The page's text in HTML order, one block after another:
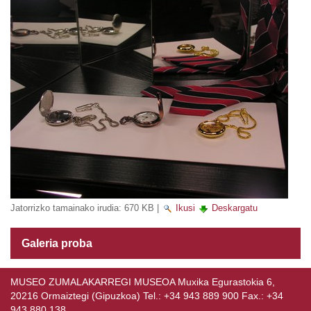
Jatorrizko tamainako irudia: 670 KB Ikusi Deskargatu
Galeria proba
MUSEO ZUMALAKARREGI MUSEOA Muxika Egurastokia 6,
20216 Ormaiztegi (Gipuzkoa) Tel.: +34 943 889 900 Fax.: +34